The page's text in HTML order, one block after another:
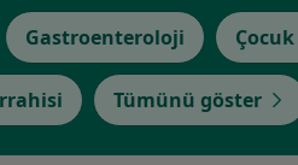
Gastroenteroloji Çocuk
Tümünü göster